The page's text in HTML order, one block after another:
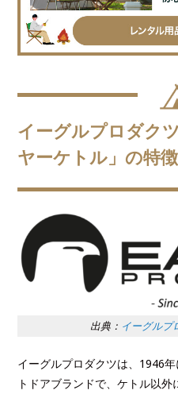
イーグルプロダク
ヤーケトル」の特徴
出典： イーグルプ
イーグルプロダクツは、1946
トドアブランドで、ケトル以